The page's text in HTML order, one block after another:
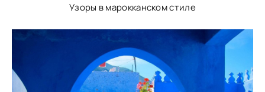
Узоры в марокканском стиле